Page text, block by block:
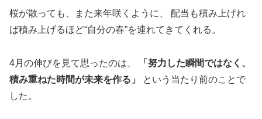
桜が散っても、また来年咲くように、 配当も積み上げれ
ば積み上げるほど“自分の春”を連れてきてくれる。
4月の伸びを見て思ったのは、
「努力した瞬間ではなく、
積み重ねた時間が未来を作る」
という当たり前のことで
した。